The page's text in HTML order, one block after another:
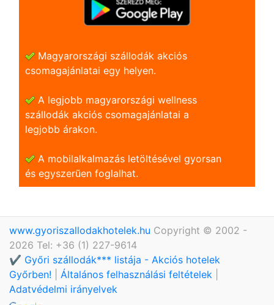
Magyarországi szállodák akciós
csomagajánlatai egy helyen.
A legjobb magyarországi wellness
szállodák akciós csomagajánlatai a
legjobb árakon.
A mobilalkalmazás letöltésével gyorsan
és egyszerũen foglalhat.
www.gyoriszallodakhotelek.hu Copyright © 2002 -
2026 Tel: +36 (1) 227-9614
✔️ Győri szállodák*** listája - Akciós hotelek
Győrben!
Általános felhasználási feltételek
Adatvédelmi irányelvek